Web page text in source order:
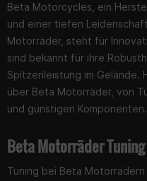
Beta Motorcycles, ein
und einer tiefen
Motorräder, steht für
sind bekannt für ihre
Spitzenleistung im Gelände.
über Beta Motorräder, von
und günstigen Komponenten.
Beta Motorräder Tuning
Tuning bei Beta